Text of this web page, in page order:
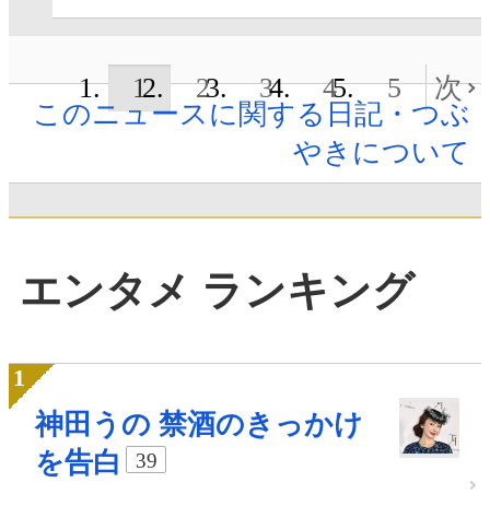
1 2 3 4 5
次
このニュースに関する日記・つぶ
やきについて
エンタメ ランキング
神田うの 禁酒のきっかけ
を告白
39